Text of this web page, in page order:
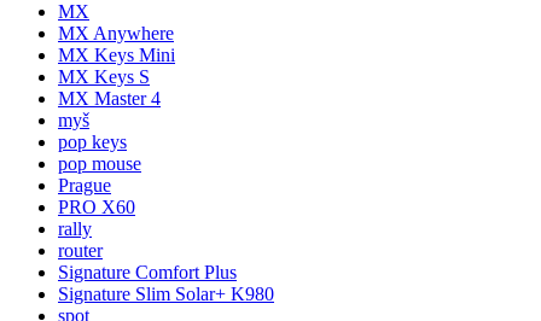
MX
MX Anywhere
MX Keys Mini
MX Keys S
MX Master 4
myš
pop keys
pop mouse
Prague
PRO X60
rally
router
Signature Comfort Plus
Signature Slim Solar+ K980
spot